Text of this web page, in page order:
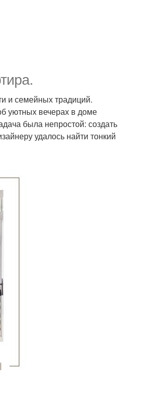
и семейных традиций.
уютных вечерах в доме
была непростой: создать
удалось найти тонкий